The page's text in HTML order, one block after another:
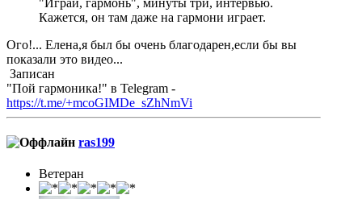
Кажется, он там даже на гармони играет.
Ого!... Елена,я был бы очень благодарен,если бы вы
показали это видео...
Записан
"Пой гармоника!" в Telegram -
https://t.me/+mcoGIMDe_sZhNmVi
ras199
Ветеран